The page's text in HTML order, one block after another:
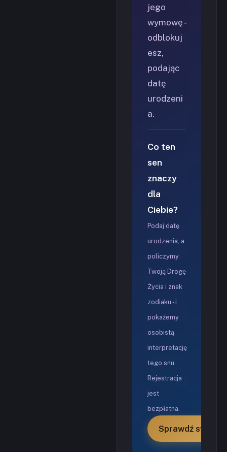
jego
wymowę -
odblokuj
esz,
podając
datę
urodzeni
a.
Co ten
sen
znaczy
dla
Ciebie?
Podaj datę
urodzenia, a
policzymy
Twoją Drogę
Życia i znak
zodiaku - i
pokażemy
osobistą
interpretację
tego snu.
Rejestracja
jest
bezpłatna.
Sprawdź swoją